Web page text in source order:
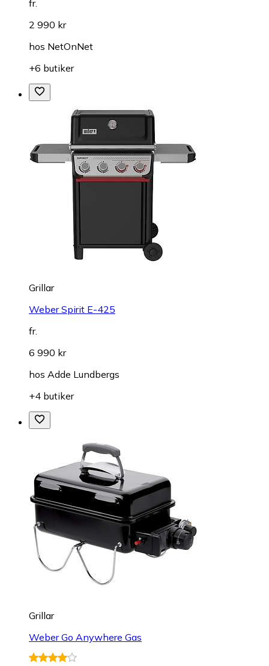
fr.
2 990 kr
hos NetOnNet
+6 butiker
Grillar
Weber Spirit E-425
fr.
6 990 kr
hos Adde Lundbergs
+4 butiker
Grillar
Weber Go Anywhere Gas